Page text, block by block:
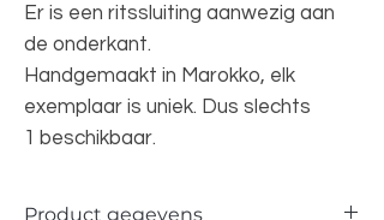
Er is een ritssluiting aanwezig aan
de onderkant.
Handgemaakt in Marokko, elk
exemplaar is uniek. Dus slechts
1 beschikbaar.
Product gegevens